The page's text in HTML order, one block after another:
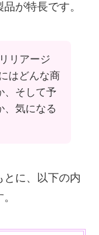
が特長です。
リアージ
はどんな商
、そして予
、気になる
とに、以下の内